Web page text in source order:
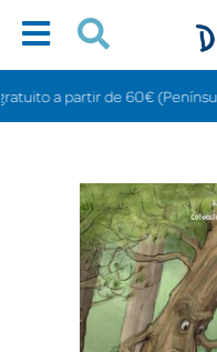
a partir de 60€ (Península).